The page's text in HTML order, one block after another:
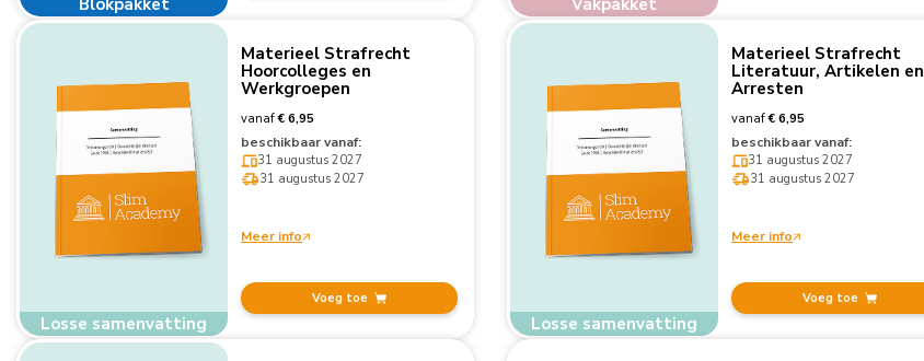
Losse samenvatting
Materieel Strafrecht
Hoorcolleges en
Werkgroepen
vanaf€ 6,95
beschikbaar vanaf:
31 augustus 2027
31 augustus 2027
Meer info
Voeg toe
Losse samenvatting
Materieel Strafrecht
Literatuur, Artikelen en
Arresten
vanaf€ 6,95
beschikbaar vanaf:
31 augustus 2027
31 augustus 2027
Meer info
Voeg toe